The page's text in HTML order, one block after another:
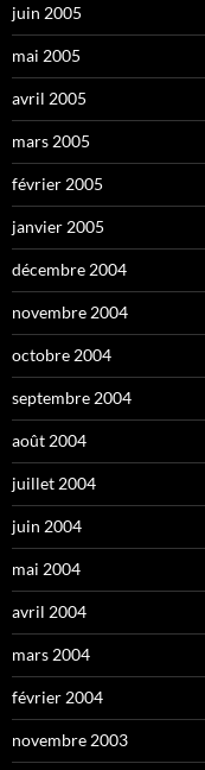
juin 2005
mai 2005
avril 2005
mars 2005
février 2005
janvier 2005
décembre 2004
novembre 2004
octobre 2004
septembre 2004
août 2004
juillet 2004
juin 2004
mai 2004
avril 2004
mars 2004
février 2004
novembre 2003